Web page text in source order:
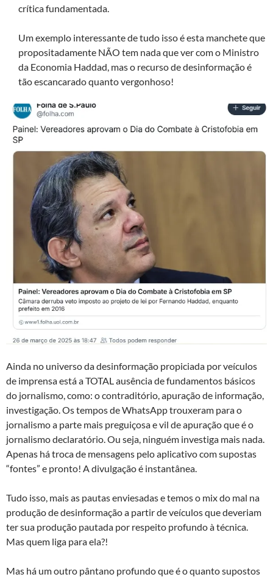
crítica fundamentada.
Um exemplo interessante de tudo isso é esta manchete que
propositadamente NÃO tem nada que ver com o Ministro
da Economia Haddad, mas o recurso de desinformação é
tão escancarado quanto vergonhoso!
Ainda no universo da desinformação propiciada por veículos
de imprensa está a TOTAL ausência de fundamentos básicos
do jornalismo, como: o contraditório, apuração de informação,
investigação. Os tempos de WhatsApp trouxeram para o
jornalismo a parte mais preguiçosa e vil de apuração que é o
jornalismo declaratório. Ou seja, ninguém investiga mais nada.
Apenas há troca de mensagens pelo aplicativo com supostas
“fontes” e pronto! A divulgação é instantânea.
Tudo isso, mais as pautas enviesadas e temos o mix do mal na
produção de desinformação a partir de veículos que deveriam
ter sua produção pautada por respeito profundo à técnica.
Mas quem liga para ela?!
Mas há um outro pântano profundo que é o quanto supostos